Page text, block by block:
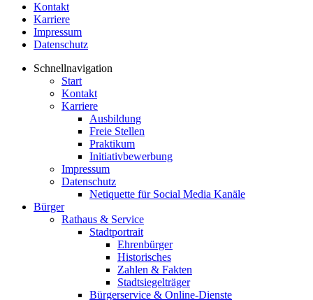
Kontakt
Karriere
Impressum
Datenschutz
Schnellnavigation
Start
Kontakt
Karriere
Ausbildung
Freie Stellen
Praktikum
Initiativbewerbung
Impressum
Datenschutz
Netiquette für Social Media Kanäle
Bürger
Rathaus & Service
Stadtportrait
Ehrenbürger
Historisches
Zahlen & Fakten
Stadtsiegelträger
Bürgerservice & Online-Dienste